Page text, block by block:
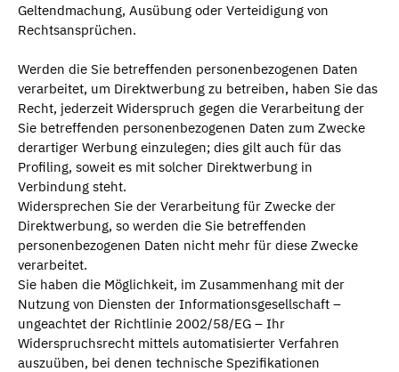
Geltendmachung, Ausübung oder Verteidigung von
Rechtsansprüchen.
Werden die Sie betreffenden personenbezogenen Daten
verarbeitet, um Direktwerbung zu betreiben, haben Sie das
Recht, jederzeit Widerspruch gegen die Verarbeitung der
Sie betreffenden personenbezogenen Daten zum Zwecke
derartiger Werbung einzulegen; dies gilt auch für das
Profiling, soweit es mit solcher Direktwerbung in
Verbindung steht.
Widersprechen Sie der Verarbeitung für Zwecke der
Direktwerbung, so werden die Sie betreffenden
personenbezogenen Daten nicht mehr für diese Zwecke
verarbeitet.
Sie haben die Möglichkeit, im Zusammenhang mit der
Nutzung von Diensten der Informationsgesellschaft –
ungeachtet der Richtlinie 2002/58/EG – Ihr
Widerspruchsrecht mittels automatisierter Verfahren
auszuüben, bei denen technische Spezifikationen